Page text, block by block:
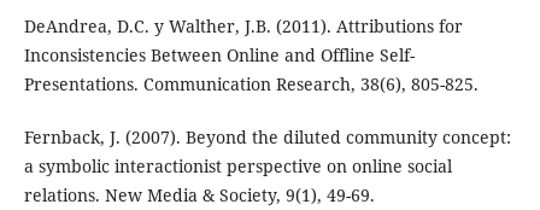
DeAndrea, D.C. y Walther, J.B. (2011). Attributions for
Inconsistencies Between Online and Offline Self-
Presentations. Communication Research, 38(6), 805-825.
Fernback, J. (2007). Beyond the diluted community concept:
a symbolic interactionist perspective on online social
relations. New Media & Society, 9(1), 49-69.